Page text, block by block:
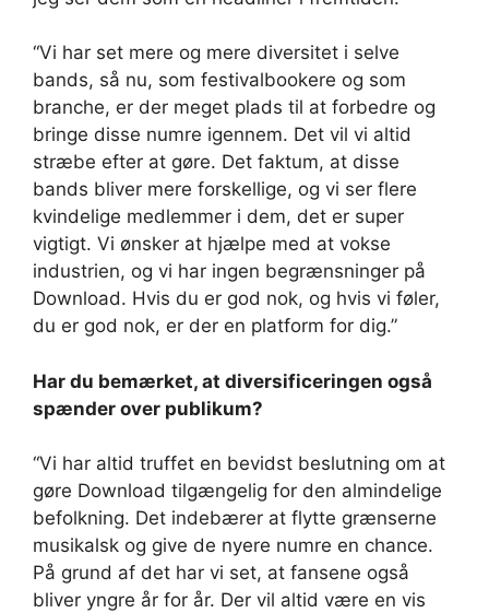
“Vi har set mere og mere diversitet i selve
bands, så nu, som festivalbookere og som
branche, er der meget plads til at forbedre og
bringe disse numre igennem. Det vil vi altid
stræbe efter at gøre. Det faktum, at disse
bands bliver mere forskellige, og vi ser flere
kvindelige medlemmer i dem, det er super
vigtigt. Vi ønsker at hjælpe med at vokse
industrien, og vi har ingen begrænsninger på
Download. Hvis du er god nok, og hvis vi føler,
du er god nok, er der en platform for dig.”
Har du bemærket, at diversificeringen også
spænder over publikum?
“Vi har altid truffet en bevidst beslutning om at
gøre Download tilgængelig for den almindelige
befolkning. Det indebærer at flytte grænserne
musikalsk og give de nyere numre en chance.
På grund af det har vi set, at fansene også
bliver yngre år for år. Der vil altid være en vis